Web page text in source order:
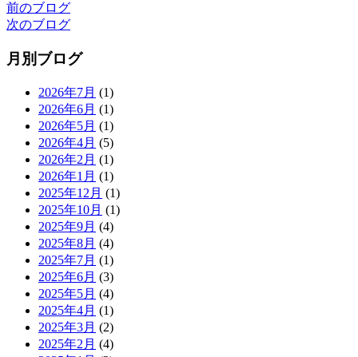
前のブログ
次のブログ
月別ブログ
2026年7月 (1)
2026年6月 (1)
2026年5月 (1)
2026年4月 (5)
2026年2月 (1)
2026年1月 (1)
2025年12月 (1)
2025年10月 (1)
2025年9月 (4)
2025年8月 (4)
2025年7月 (1)
2025年6月 (3)
2025年5月 (4)
2025年4月 (1)
2025年3月 (2)
2025年2月 (4)